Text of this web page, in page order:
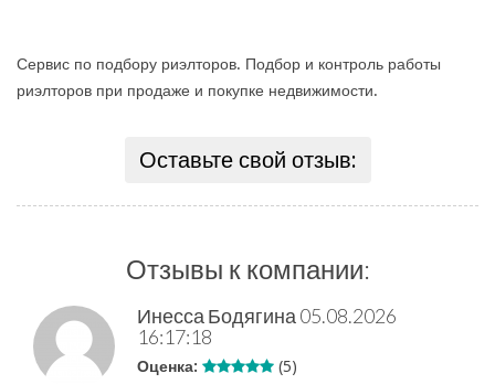
Сервис по подбору риэлторов. Подбор и контроль работы
риэлторов при продаже и покупке недвижимости.
Оставьте свой отзыв:
Отзывы к компании:
Инесса Бодягина 05.08.2026
16:17:18
Оценка: (5)